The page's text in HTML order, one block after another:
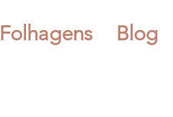
Folhagens Blog